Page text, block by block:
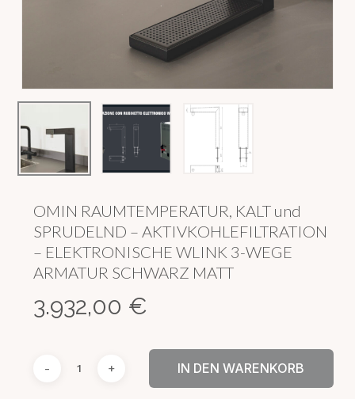
OMIN RAUMTEMPERATUR, KALT und
SPRUDELND – AKTIVKOHLEFILTRATION
– ELEKTRONISCHE WLINK 3-WEGE
ARMATUR SCHWARZ MATT
3.932,00 €
IN DEN WARENKORB